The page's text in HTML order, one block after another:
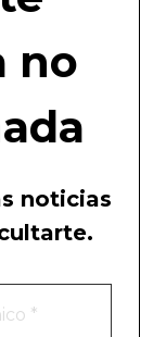
no
noticias